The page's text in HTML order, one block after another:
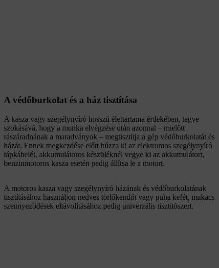
A védőburkolat és a ház tisztítása
A kasza vagy szegélynyíró hosszú élettartama érdekében, tegye
szokásává, hogy a munka elvégzése után azonnal – mielőtt
rászáradnának a maradványok – megtisztítja a gép védőburkolatát és
házát. Ennek megkezdése előtt húzza ki az elektromos szegélynyíró
tápkábelét, akkumulátoros készüléknél vegye ki az akkumulátort,
benzinmotoros kasza esetén pedig állítsa le a motort.
A motoros kasza vagy szegélynyíró házának és védőburkolatának
tisztításához használjon nedves törlőkendőt vagy puha kefét, makacs
szennyeződések eltávolításához pedig univerzális tisztítószert.